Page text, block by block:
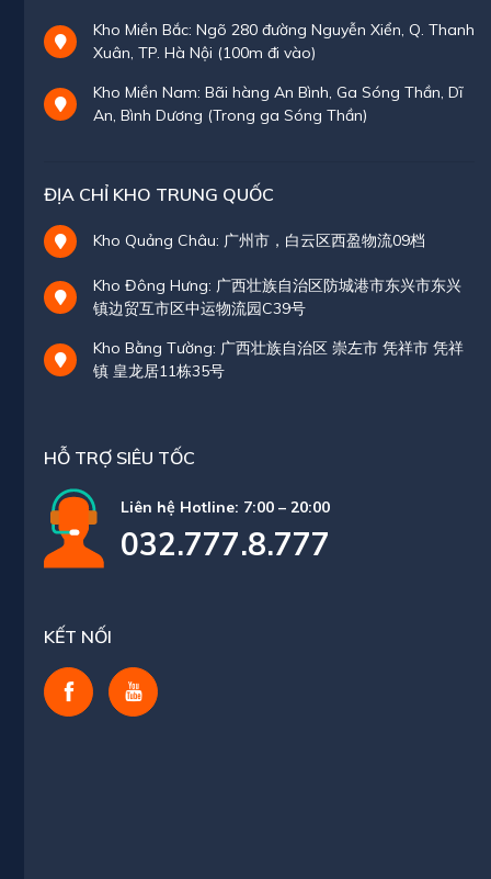
Kho Miền Bắc: Ngõ 280 đường Nguyễn Xiển, Q. Thanh
Xuân, TP. Hà Nội (100m đi vào)
Kho Miền Nam: Bãi hàng An Bình, Ga Sóng Thần, Dĩ
An, Bình Dương (Trong ga Sóng Thần)
ĐỊA CHỈ KHO TRUNG QUỐC
Kho Quảng Châu: 广州市，白云区西盈物流09档
Kho Đông Hưng: 广西壮族自治区防城港市东兴市东兴
镇边贸互市区中运物流园C39号
Kho Bằng Tường: 广西壮族自治区 崇左市 凭祥市 凭祥
镇 皇龙居11栋35号
HỖ TRỢ SIÊU TỐC
Liên hệ Hotline: 7:00 – 20:00
032.777.8.777
KẾT NỐI